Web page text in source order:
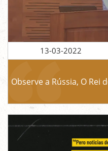
13-03-2022
Observe a Rússia, O Rei